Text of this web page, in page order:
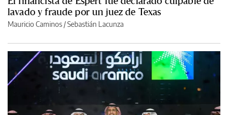
lavado y fraude por un juez de Texas
Mauricio Caminos /Sebastián Lacunza